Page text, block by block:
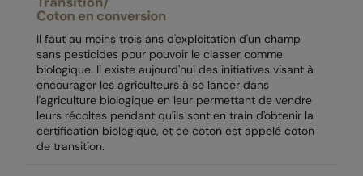
Portwest
Premier
Pro RTX
Pro RTX High Visibility
Quadra
Il faut au moins trois ans d'exploitation d'un champ
sans pesticides pour pouvoir le classer comme
biologique. Il existe aujourd'hui des initiatives visant à
encourager les agriculteurs à se lancer dans
l'agriculture biologique en leur permettant de vendre
leurs récoltes pendant qu'ils sont en train d'obtenir la
certification biologique, et ce coton est appelé coton
de transition.